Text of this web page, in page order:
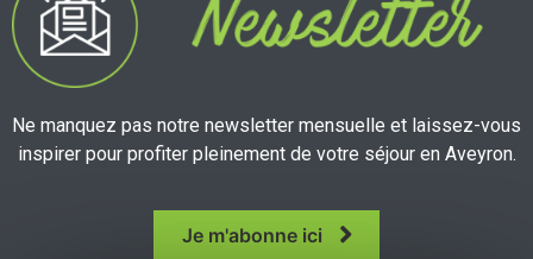
Ne manquez pas notre newsletter mensuelle et laissez-vous
inspirer pour profiter pleinement de votre séjour en Aveyron.
Je m'abonne ici